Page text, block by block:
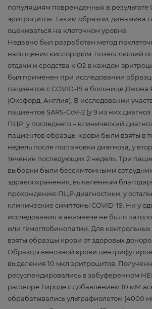
популяциям поврежденных в результате
эритроцитов. Таким образом, динамика
оцениваться на клеточном уровне.
Недавно был разработан метод
насыщения кислородом, позволяющий
отдачи и сродства к O2 в каждом
был применен при исследовании
пациентов с COVID-19 в больнице Джона
(Оксфорд, Англия). В исследовании
пациентов SARS-CoV-2 (у 9 из них
ПЦР, у последнего – клинический
пациентов образцы крови были взяты в
недель после постановки диагноза, у
течение последующих 2 недель. Три
выборки были бессимтомными
здравоохранения, выявленным
прохождению ПЦР-диагностики, у
клинические симптомы COVID-19. Ни у
исследования в анамнезе не было
или гемоглобинопатии. Для
взяты образцы крови от здоровых
Образцы венозной крови
выделения 10 мкл эритроцитов.
ресуспендировались в забуференном
растворе Тироде с добавлением 10 мМ
обрабатывались ультрафиолетом (4000